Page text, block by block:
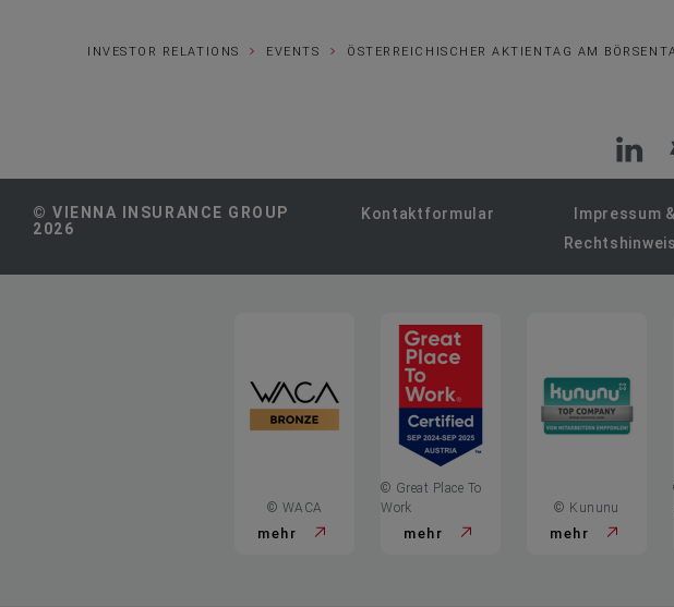
INVESTOR RELATIONS EVENTS ÖSTERREICHISCHER AKTIENTAG AM
auf
© VIENNA INSURANCE GROUP
2026
Kontaktformular
Impressum &
© WACA
mehr
© Great Place To
Work
mehr
© Kununu
mehr